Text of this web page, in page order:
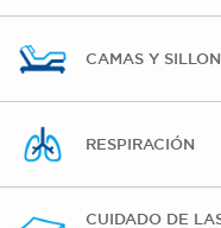
CAMAS Y
RESPIRACIÓN
CUIDADO DE